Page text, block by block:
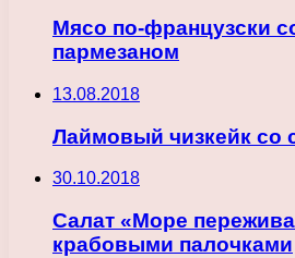
Мясо по-французски
пармезаном
13.08.2018
Лаймовый чизкейк со
30.10.2018
Салат «Море
крабовыми палочками